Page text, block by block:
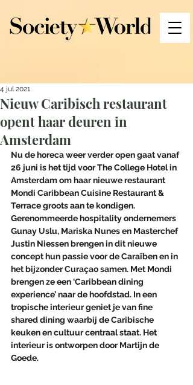
Nieuw Caribisch restaurant
opent haar deuren in
Amsterdam
4 jul 2021
Nu de horeca weer verder open gaat vanaf
26 juni is het tijd voor The College Hotel in
Amsterdam om haar nieuwe restaurant
Mondi Caribbean Cuisine Restaurant &
Terrace groots aan te kondigen.
Gerenommeerde hospitality ondernemers
Gunay Uslu, Mariska Nunes en Masterchef
Justin Niessen brengen in dit nieuwe
concept hun passie voor de Caraïben en in
het bijzonder Curaçao samen. Met Mondi
brengen ze een ‘Caribbean dining
experience’ naar de hoofdstad. In een
tropische interieur geniet je van fine
shared dining waarbij de Caribische
keuken en cultuur centraal staat. Het
interieur is ontworpen door Martijn de
Goede.